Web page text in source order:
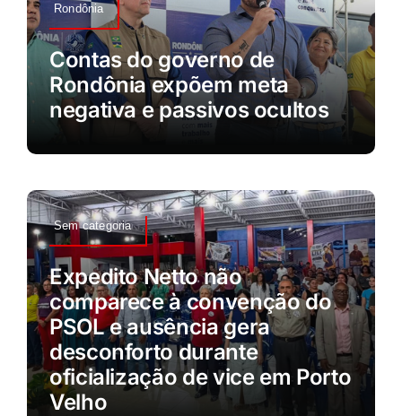
Rondônia
Contas do governo de
Rondônia expõem meta
negativa e passivos ocultos
Sem categoria
Expedito Netto não
comparece à convenção do
PSOL e ausência gera
desconforto durante
oficialização de vice em Porto
Velho